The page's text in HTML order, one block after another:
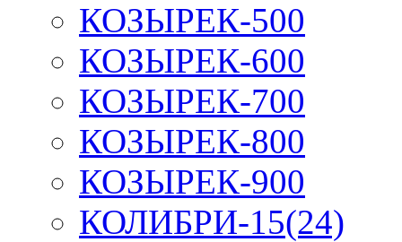
КОЗЫРЕК-500
КОЗЫРЕК-600
КОЗЫРЕК-700
КОЗЫРЕК-800
КОЗЫРЕК-900
КОЛИБРИ-15(24)